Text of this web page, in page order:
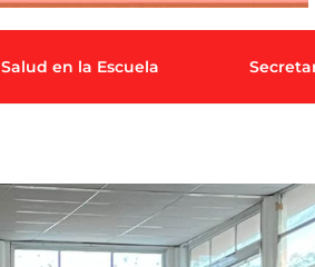
Salud en la Escuela